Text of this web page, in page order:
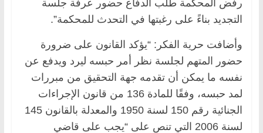
رفض المحكمة طلب الدفاع حضور عرفة جلسة
التجديد بناءً على رغبتها في التحدث للمحكمة”.
وأضافت حرية الفكر: “يؤكد القانون على ضرورة
حضور المتهم لجلسة نظر أمر حبسه ليرد ويدفع عن
نفسه ما يمكن أن تقدمه جهة التحقيق من مبررات
لمد حبسه، وفقًا للمادة 136 من قانون الإجراءات
الجنائية رقم 150 لسنة 1950 والمعدلة بالقانون 145
لسنة 2006 التي تنص على “يجب على قاضي